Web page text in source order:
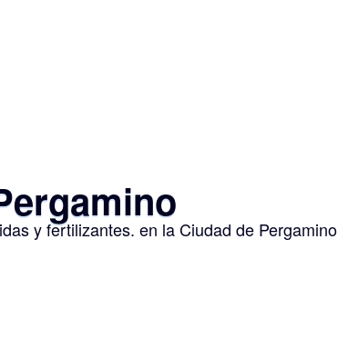
y fertilizantes. en la Ciudad de Pergamino